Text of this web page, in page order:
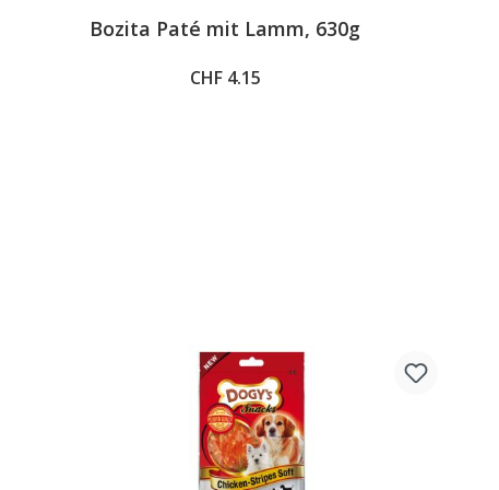
Average rating of 5 out of 5 stars
Bozita Paté mit Lamm, 630g
CHF 4.15